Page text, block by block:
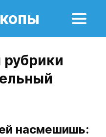
рубрики
насмешишь: